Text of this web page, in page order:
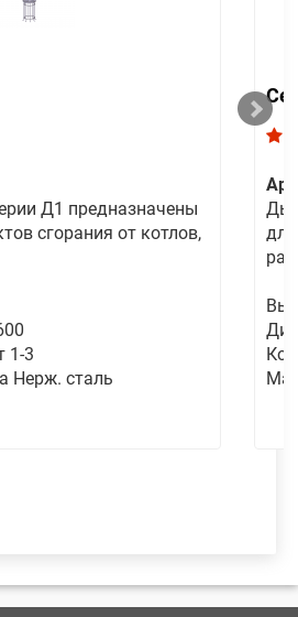
Д1 предназначены
сгорания от котлов,
1-3
Нерж. сталь